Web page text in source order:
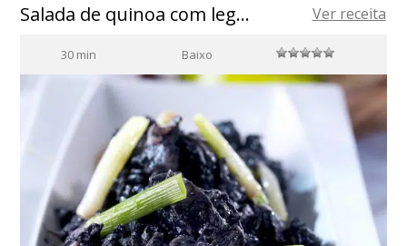
Salada de quinoa com legumes Ver receita
30 min Baixo